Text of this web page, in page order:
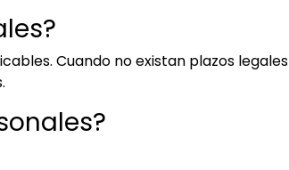
Cuando no existan plazos legales